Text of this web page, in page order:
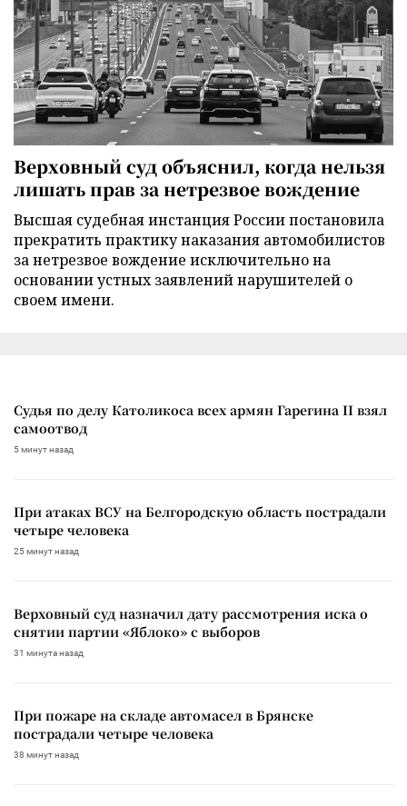
Верховный суд объяснил, когда нельзя
лишать прав за нетрезвое вождение
Высшая судебная инстанция России постановила
прекратить практику наказания автомобилистов
за нетрезвое вождение исключительно на
основании устных заявлений нарушителей о
своем имени.
Судья по делу Католикоса всех армян Гарегина II взял
самоотвод
5 минут назад
При атаках ВСУ на Белгородскую область пострадали
четыре человека
25 минут назад
Верховный суд назначил дату рассмотрения иска о
снятии партии «Яблоко» с выборов
31 минута назад
При пожаре на складе автомасел в Брянске
пострадали четыре человека
38 минут назад